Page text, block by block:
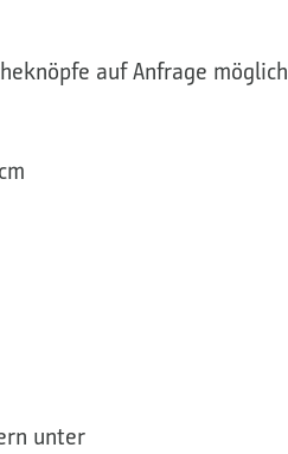
auf Anfrage möglich
unter